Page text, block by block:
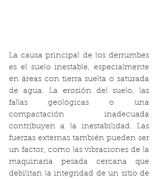
La causa principal de los derrumbes
es el suelo inestable, especialmente
en áreas con tierra suelta o saturada
de agua. La erosión del suelo, las
fallas geológicas o una
compactación inadecuada
contribuyen a la inestabilidad. Las
fuerzas externas también pueden ser
un factor, como las vibraciones de la
maquinaria pesada cercana que
debilitan la integridad de un sitio de